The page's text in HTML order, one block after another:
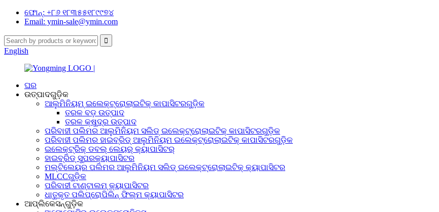
ଫୋନ୍: +୮୬ ୧୮୩୫୫୧୮୯୯୭୪
Email: ymin-sale@ymin.com
English
ଘର
ଉତ୍ପାଦଗୁଡ଼ିକ
ଆଲୁମିନିୟମ୍ ଇଲେକ୍ଟ୍ରୋଲାଇଟିକ୍ କାପାସିଟରଗୁଡ଼ିକ
ତରଳ ବଡ଼ ଉତ୍ପାଦ
ତରଳ କ୍ଷୁଦ୍ର ଉତ୍ପାଦ
ପରିବାହୀ ପଲିମର ଆଲୁମିନିୟମ ସଲିଡ୍ ଇଲେକ୍ଟ୍ରୋଲାଇଟିକ୍ କାପାସିଟରଗୁଡ଼ିକ
ପରିବାହୀ ପଲିମର ହାଇବ୍ରିଡ୍ ଆଲୁମିନିୟମ ଇଲେକ୍ଟ୍ରୋଲାଇଟିକ୍ କାପାସିଟରଗୁଡ଼ିକ
ଇଲେକ୍ଟ୍ରିକ୍ ଡବଲ୍ ଲେୟର୍ କ୍ୟାପାସିଟର୍
ହାଇବ୍ରିଡ୍ ସୁପରକ୍ୟାପାସିଟର
ମଲ୍ଟିଲେୟର ପଲିମର ଆଲୁମିନିୟମ ସଲିଡ୍ ଇଲେକ୍ଟ୍ରୋଲାଇଟିକ୍ କ୍ୟାପାସିଟର
MLCCଗୁଡ଼ିକ
ପରିବାହୀ ଟାଣ୍ଟାଲମ୍ କ୍ୟାପାସିଟର
ଧାତୁକୃତ ପଲିପ୍ରୋପିଲିନ୍ ଫିଲ୍ମ କ୍ୟାପାସିଟର
ଆପ୍ଲିକେସନ୍‌ଗୁଡ଼ିକ